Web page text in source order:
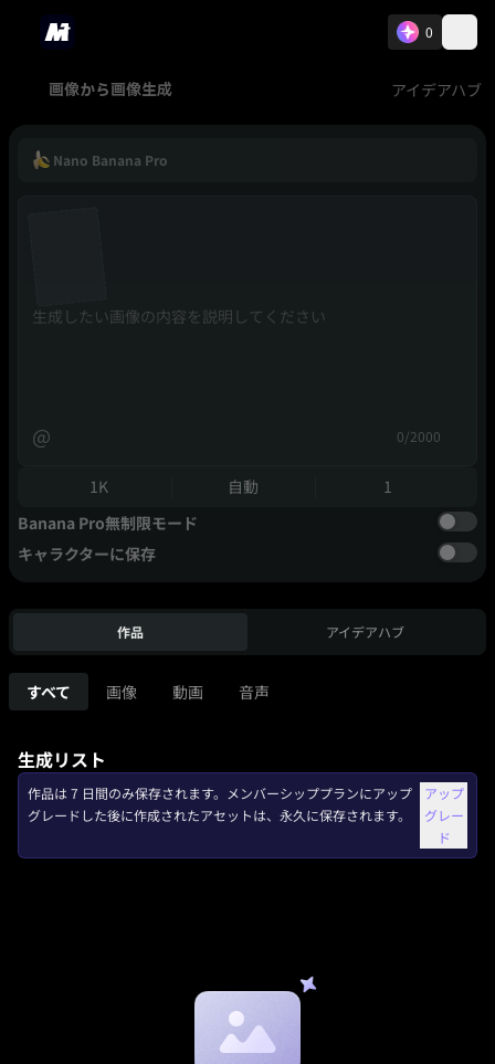
0
画像から画像生成 アイデアハブ
Nano Banana Pro
@ 0/2000
1K 自動
1
Banana Pro無制限モード
キャラクターに保存
作品 アイデアハブ
すべて 画像 動画 音声
生成リスト
作品は 7 日間のみ保存されます。メンバーシッププランにアップ
グレードした後に作成されたアセットは、永久に保存されます。
アップ
グレー
ド